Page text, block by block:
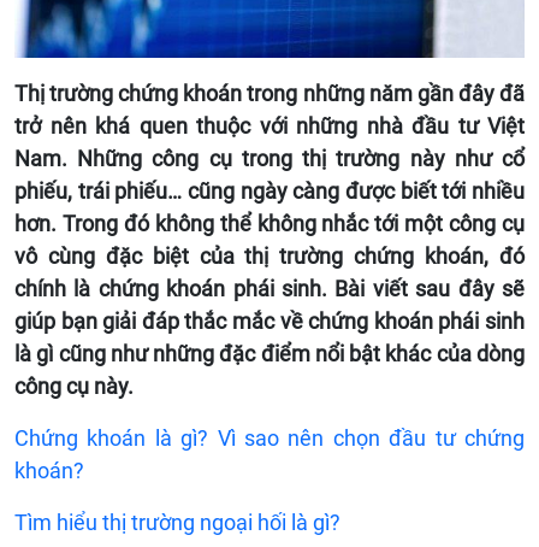
Thị trường chứng khoán trong những năm gần đây đã
trở nên khá quen thuộc với những nhà đầu tư Việt
Nam. Những công cụ trong thị trường này như cổ
phiếu, trái phiếu… cũng ngày càng được biết tới nhiều
hơn. Trong đó không thể không nhắc tới một công cụ
vô cùng đặc biệt của thị trường chứng khoán, đó
chính là chứng khoán phái sinh. Bài viết sau đây sẽ
giúp bạn giải đáp thắc mắc về chứng khoán phái sinh
là gì cũng như những đặc điểm nổi bật khác của dòng
công cụ này.
Chứng khoán là gì? Vì sao nên chọn đầu tư chứng
khoán?
Tìm hiểu thị trường ngoại hối là gì?